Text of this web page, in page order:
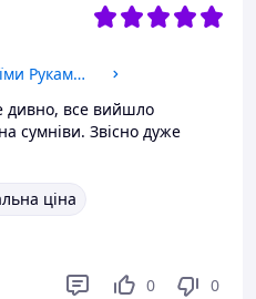
Натяжна стеля (2м*4м) Своїми Руками БІЛА МАТОВА. Натяжна стеля Зроби Сам комплект №25
дивно, все вийшло
сумніви. Звісно дуже
ціна
0 0